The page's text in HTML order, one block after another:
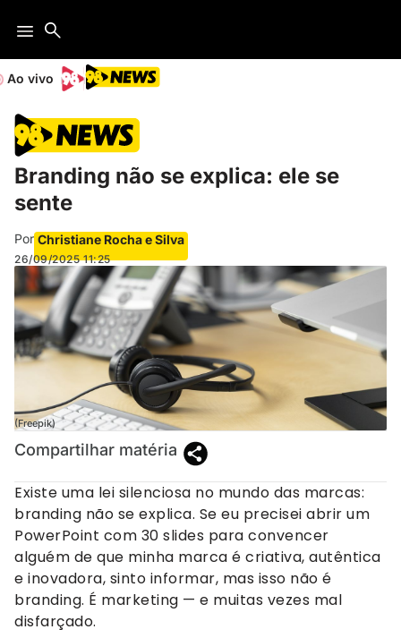
Ao vivo
Branding não se explica: ele se
sente
Por Christiane Rocha e Silva
26/09/2025 11:25
(Freepik)
Compartilhar matéria
Existe uma lei silenciosa no mundo das marcas:
branding não se explica. Se eu precisei abrir um
PowerPoint com 30 slides para convencer
alguém de que minha marca é criativa, autêntica
e inovadora, sinto informar, mas isso não é
branding. É marketing — e muitas vezes mal
disfarçado.